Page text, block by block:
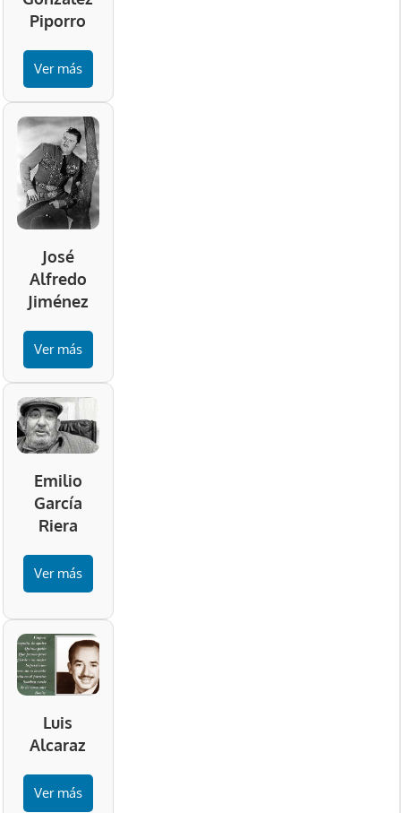
Piporro
Ver más
José
Alfredo
Jiménez
Ver más
Emilio
García
Riera
Ver más
Luis
Alcaraz
Ver más